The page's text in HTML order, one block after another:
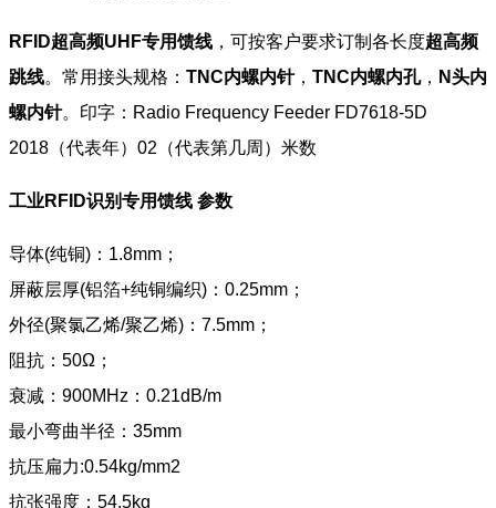
RFID超高频UHF专用馈线 ，可按客户要求订制各长度超高频
跳线。常用接头规格： TNC内螺内针， TNC内螺内孔， N头内
螺内针。印字：Radio Frequency Feeder FD7618-5D
2018（代表年）02（代表第几周）米数
工业RFID识别专用馈线 参数
导体(纯铜)：1.8mm；
屏蔽层厚(铝箔+纯铜编织)：0.25mm；
外径(聚氯乙烯/聚乙烯)：7.5mm；
阻抗：50Ω；
衰减：900MHz：0.21dB/m
最小弯曲半径：35mm
抗压扁力:0.54kg/mm2
抗张强度：54.5kg